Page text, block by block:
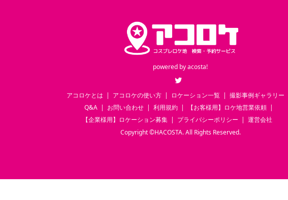
powered byacosta!
アコロケとは アコロケの使い方 ロケーション一覧
撮影事例ギャラリー
Q&A
お問い合わせ 利用規約
【お客様用】ロケ地営業依頼
【企業様用】ロケーション募集
プライバシーポリシー
運営会社
Copyright©HACOSTA. All Rights Reserved.